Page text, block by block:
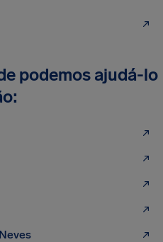
podemos ajudá-lo